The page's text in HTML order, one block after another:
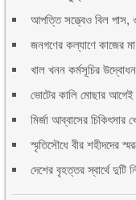
আপত্তি সত্ত্বেও বিল
জনগণের কল্যাণে কাজের
খাল খনন কর্মসূচির
ভোটের কালি মোছার
মির্জা আব্বাসের চিকিৎসার
স্মৃতিসৌধে বীর শহীদদের
দেশের বৃহত্তর স্বার্থে দুটি